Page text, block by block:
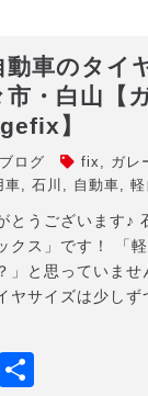
動車のタイ
市・白山【
】
ブログ fix , ガレ
車, 石川 , 自動車, 軽
とうございます♪
クス」です！ 「
」と思っていま
ヤサイズは少しず
Email